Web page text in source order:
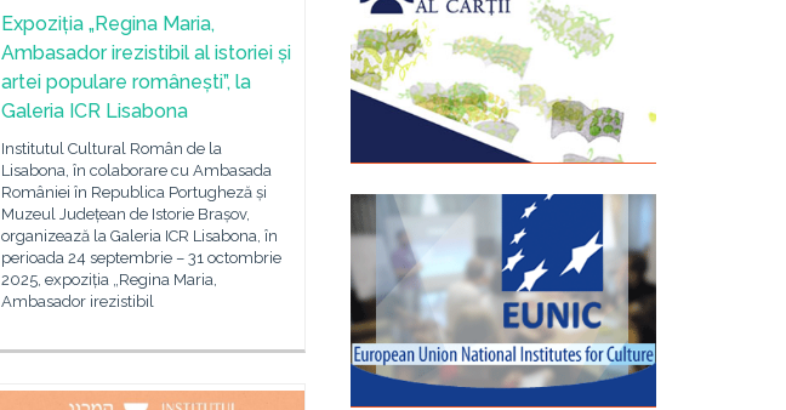
Expoziția „Regina Maria,
Ambasador irezistibil al istoriei și
artei populare românești”, la
Galeria ICR Lisabona
Institutul Cultural Român de la
Lisabona, în colaborare cu Ambasada
României în Republica Portugheză și
Muzeul Județean de Istorie Brașov,
organizează la Galeria ICR Lisabona, în
perioada 24 septembrie – 31 octombrie
2025, expoziția „Regina Maria,
Ambasador irezistibil